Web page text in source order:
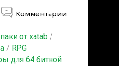
Комментарии
от xatab /
/ RPG
для 64 битной